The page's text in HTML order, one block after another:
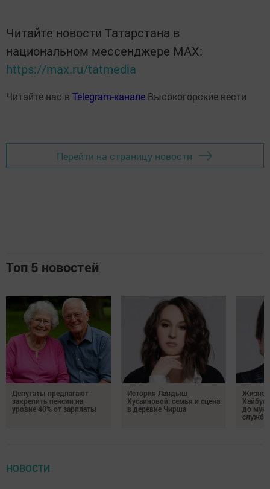
Читайте новости Татарстана в
национальном мессенджере MАХ:
https://max.ru/tatmedia
Читайте нас в Telegram-канале Высокогорские вести
Перейти на страницу новости
Топ 5 новостей
Депутаты предлагают
закрепить пенсии на
уровне 40% от зарплаты
История Ландыш
Хусаиновой: семья и сцена
в деревне Чирша
до
службы
НОВОСТИ